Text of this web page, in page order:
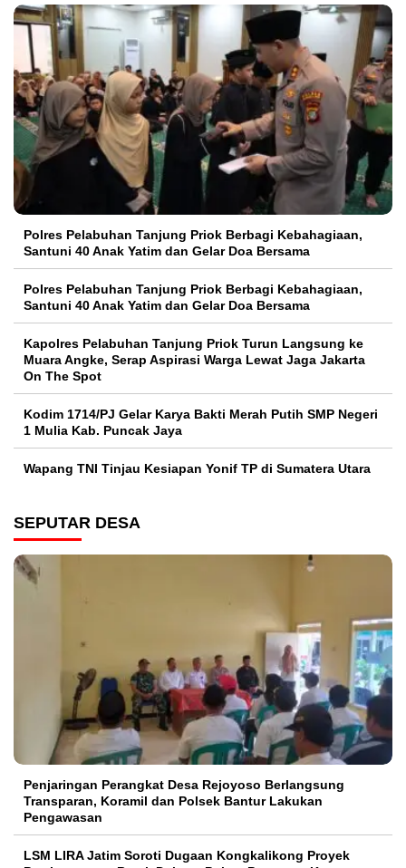
Polres Pelabuhan Tanjung Priok Berbagi Kebahagiaan,
Santuni 40 Anak Yatim dan Gelar Doa Bersama
Polres Pelabuhan Tanjung Priok Berbagi Kebahagiaan,
Santuni 40 Anak Yatim dan Gelar Doa Bersama
Kapolres Pelabuhan Tanjung Priok Turun Langsung ke
Muara Angke, Serap Aspirasi Warga Lewat Jaga Jakarta
On The Spot
Kodim 1714/PJ Gelar Karya Bakti Merah Putih SMP Negeri
1 Mulia Kab. Puncak Jaya
Wapang TNI Tinjau Kesiapan Yonif TP di Sumatera Utara
SEPUTAR DESA
Penjaringan Perangkat Desa Rejoyoso Berlangsung
Transparan, Koramil dan Polsek Bantur Lakukan
Pengawasan
LSM LIRA Jatim Soroti Dugaan Kongkalikong Proyek